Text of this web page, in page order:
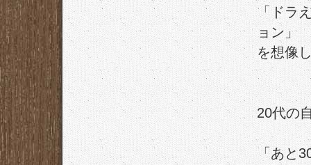
「ドラ
ョン」
を想像
20代の
「あと